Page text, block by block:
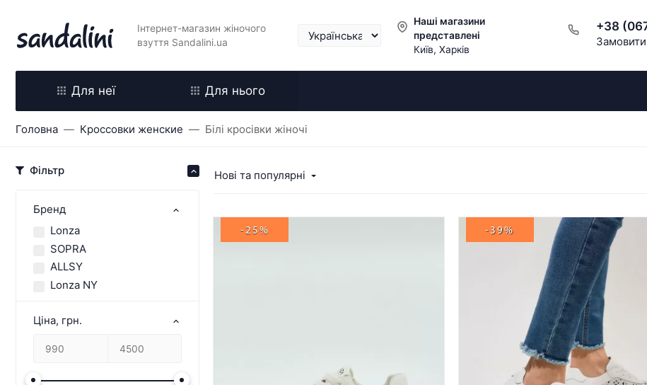
Інтернет-магазин жіночого
взуття Sandalini.ua
Наші магазини
представлені
Київ, Харків
+38
Замовити
Для неї Для нього
Головна Кроссовки женские Білі кросівки жіночі
Фільтр
Бренд
Lonza
SOPRA
ALLSY
Lonza NY
Ціна, грн.
Нові та популярні
-25% -39%